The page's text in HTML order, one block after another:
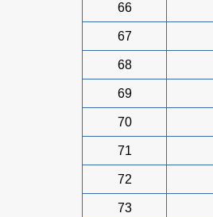
66
67
68
69
70
71
72
73